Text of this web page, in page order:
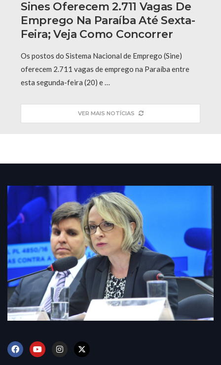
Sines Oferecem 2.711 Vagas De
Emprego Na Paraíba Até Sexta-
Feira; Veja Como Concorrer
Os postos do Sistema Nacional de Emprego (Sine)
oferecem 2.711 vagas de emprego na Paraíba entre
esta segunda-feira (20) e …
VER MAIS NOTÍCIAS